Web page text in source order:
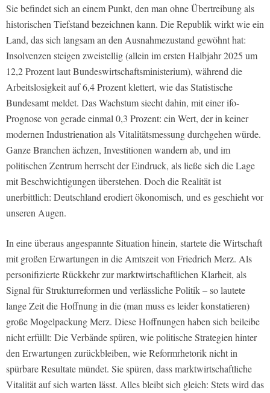
Sie befindet sich an einem Punkt, den man ohne Übertreibung als
historischen Tiefstand bezeichnen kann. Die Republik wirkt wie ein
Land, das sich langsam an den Ausnahmezustand gewöhnt hat:
Insolvenzen steigen zweistellig (allein im ersten Halbjahr 2025 um
12,2 Prozent laut Bundeswirtschaftsministerium), während die
Arbeitslosigkeit auf 6,4 Prozent klettert, wie das Statistische
Bundesamt meldet. Das Wachstum siecht dahin, mit einer ifo-
Prognose von gerade einmal 0,3 Prozent: ein Wert, der in keiner
modernen Industrienation als Vitalitätsmessung durchgehen würde.
Ganze Branchen ächzen, Investitionen wandern ab, und im
politischen Zentrum herrscht der Eindruck, als ließe sich die Lage
mit Beschwichtigungen überstehen. Doch die Realität ist
unerbittlich: Deutschland erodiert ökonomisch, und es geschieht vor
unseren Augen.
In eine überaus angespannte Situation hinein, startete die Wirtschaft
mit großen Erwartungen in die Amtszeit von Friedrich Merz. Als
personifizierte Rückkehr zur marktwirtschaftlichen Klarheit, als
Signal für Strukturreformen und verlässliche Politik – so lautete
lange Zeit die Hoffnung in die (man muss es leider konstatieren)
große Mogelpackung Merz. Diese Hoffnungen haben sich beileibe
nicht erfüllt: Die Verbände spüren, wie politische Strategien hinter
den Erwartungen zurückbleiben, wie Reformrhetorik nicht in
spürbare Resultate mündet. Sie spüren, dass marktwirtschaftliche
Vitalität auf sich warten lässt. Alles bleibt sich gleich: Stets wird das